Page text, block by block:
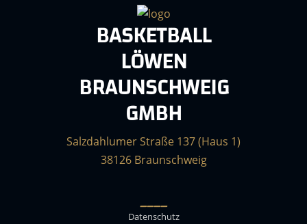
BASKETBALL
LÖWEN
BRAUNSCHWEIG
GMBH
Salzdahlumer Straße 137 (Haus 1)
38126 Braunschweig
____
Datenschutz